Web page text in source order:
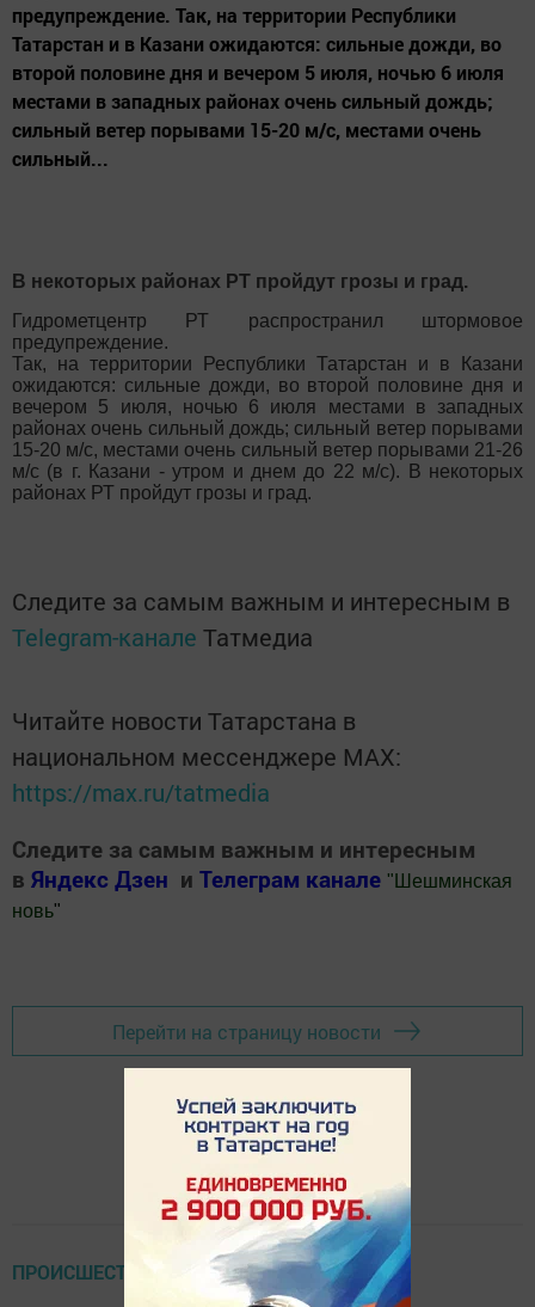
предупреждение. Так, на территории Республики
Татарстан и в Казани ожидаются: сильные дожди, во
второй половине дня и вечером 5 июля, ночью 6 июля
местами в западных районах очень сильный дождь;
сильный ветер порывами 15-20 м/с, местами очень
сильный...
В некоторых районах РТ пройдут грозы и град.
Гидрометцентр РТ распространил штормовое
предупреждение.
Так, на территории Республики Татарстан и в Казани
ожидаются: сильные дожди, во второй половине дня и
вечером 5 июля, ночью 6 июля местами в западных
районах очень сильный дождь; сильный ветер порывами
15-20 м/с, местами очень сильный ветер порывами 21-26
м/с (в г. Казани - утром и днем до 22 м/с). В некоторых
районах РТ пройдут грозы и град.
Следите за самым важным и интересным в
Telegram-канале Татмедиа
Читайте новости Татарстана в
национальном мессенджере MАХ:
https://max.ru/tatmedia
Следите за самым важным и интересным
в Яндекс Дзен и Телеграм канале " Шешминская
новь"
Перейти на страницу новости
ПРОИСШЕСТВИЯ